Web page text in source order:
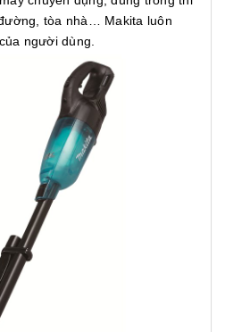
tòa nhà… Makita luôn
người dùng.